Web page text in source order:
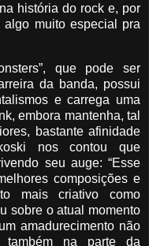
história do rock e, por
muito especial pra
que pode ser
da banda, possui
e carrega uma
embora mantenha, tal
bastante afinidade
nos contou que
seu auge: “Esse
composições e
mais criativo como
sobre o atual momento
amadurecimento não
também na parte da